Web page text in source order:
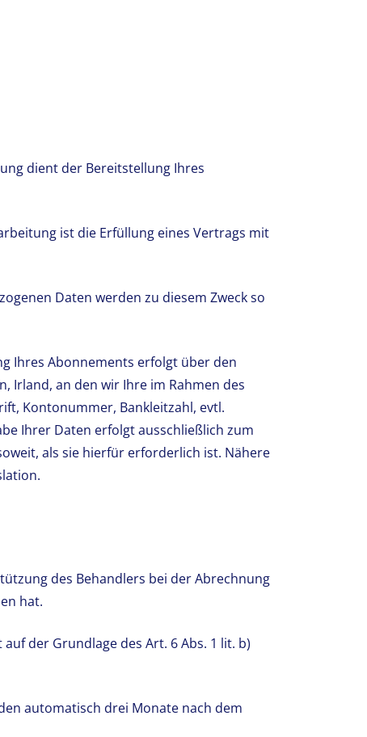
dient der Bereitstellung Ihres
ist die Erfüllung eines Vertrags mit
Daten werden zu diesem Zweck so
Ihres Abonnements erfolgt über den
Irland, an den wir Ihre im Rahmen des
Kontonummer, Bankleitzahl, evtl.
Ihrer Daten erfolgt ausschließlich zum
als sie hierfür erforderlich ist. Nähere
des Behandlers bei der Abrechnung
hat.
der Grundlage des Art. 6 Abs. 1 lit. b)
automatisch drei Monate nach dem